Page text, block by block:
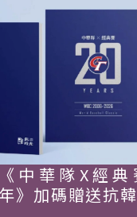
《中華隊X經
年》加碼贈送抗